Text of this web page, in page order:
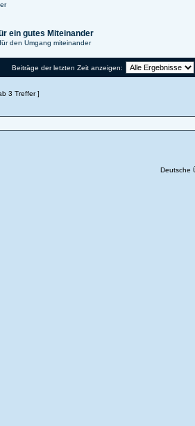
ein gutes Miteinander
den Umgang miteinander
Beiträge der letzten Zeit anzeigen:
3 Treffer ]
Deutsche